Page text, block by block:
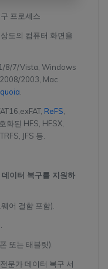
프로세스
도의 컴퓨터 화면을
8/7/Vista, Windows
2003, Mac
ReFS
화된 HFS, HFSX,
JFS 등.
이터 복구를 지원하
어 결함 포함).
또는 태블릿).
문가 데이터 복구 서